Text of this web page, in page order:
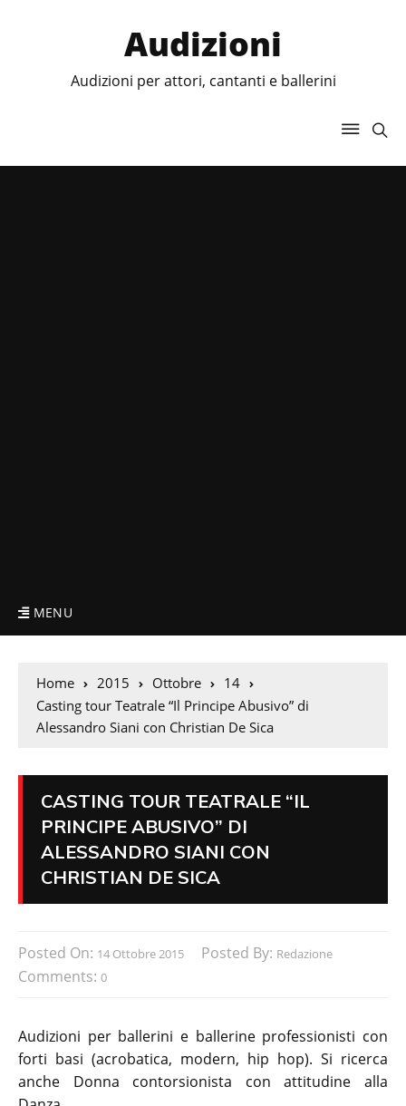
Audizioni
Audizioni per attori, cantanti e ballerini
MENU
Home 2015 Ottobre
14
Casting tour Teatrale “Il Principe Abusivo” di
Alessandro Siani con Christian De Sica
CASTING TOUR TEATRALE “IL
PRINCIPE ABUSIVO” DI
ALESSANDRO SIANI CON
CHRISTIAN DE SICA
Posted On: 14 Ottobre 2015 Posted By: Redazione
Comments: 0
Audizioni per ballerini e ballerine professionisti con
forti basi (acrobatica, modern, hip hop). Si ricerca
anche Donna contorsionista con attitudine alla